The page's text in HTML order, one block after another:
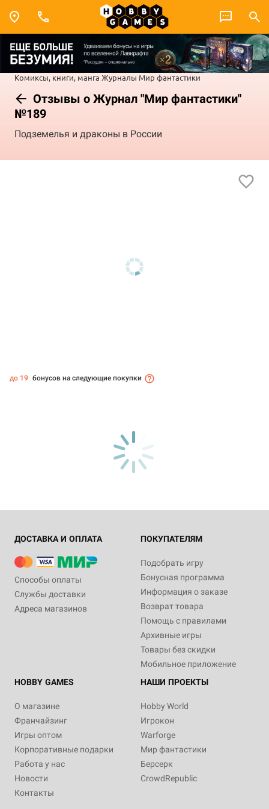
Комиксы, книги, манга Журналы Мир фантастики
Отзывы о Журнал "Мир фантастики"
№189
Подземелья и драконы в России
до 19 бонусов на следующие покупки
ДОСТАВКА И ОПЛАТА
Способы оплаты
Службы доставки
Адреса магазинов
ПОКУПАТЕЛЯМ
Подобрать игру
Бонусная программа
Информация о заказе
Возврат товара
Помощь с правилами
Архивные игры
Товары без скидки
Мобильное приложение
HOBBY GAMES
О магазине
Франчайзинг
Игры оптом
Корпоративные подарки
Работа у нас
Новости
Контакты
НАШИ ПРОЕКТЫ
Hobby World
Игрокон
Warforge
Мир фантастики
Берсерк
CrowdRepublic